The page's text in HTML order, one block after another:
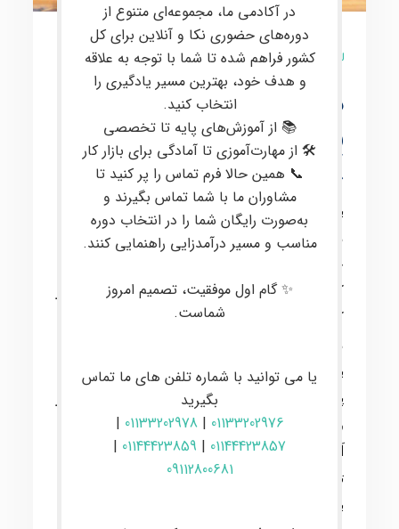
دوره ی مجازی رباتیک (
ویژه گروه سنی 7 تا 11 سال
)
با پیشرفت تکنولوژی و مکانیزه شدن بسیاری از
مشاغل، صنعت رباتیک به صورت روزافزونی در
جهان رشد کرده است. کارخانه‌ها برای بهبود
کیفیت و سرعت تولید محصولات، کاهش هزینه‌ها و
کاهش خطای انسانی از دستگاه‌های به‌روز استفاده
می‌کنند. نیاز به متخصصین رباتیک در این حوزه روز
به روز بیشتر می‌شود.یادگیری رباتیک در سنین
پایین به عنوان یک تمرین خوب برای بروز خلاقیت و
رشد مغزی کودکان محسوب می‌شود. اساتید
آکادمی ایران باینری سعی دارند با استفاده از
تجربیات چندین ساله‌شان، مفاهیم الکترونیکی را
به کودکان به ساده‌ترین شکل منتقل کنند تا بتوانند
در آکادمی ما، مجموعه‌ای متنوع از
دوره‌های حضوری نکا و آنلاین برای کل
کشور فراهم شده تا شما با توجه به علاقه
و هدف خود، بهترین مسیر یادگیری را
انتخاب کنید.
📚 از آموزش‌های پایه تا تخصصی
🛠 از مهارت‌آموزی تا آمادگی برای بازار کار
📞 همین حالا فرم تماس را پر کنید تا
مشاوران ما با شما تماس بگیرند و
به‌صورت رایگان شما را در انتخاب دوره
مناسب و مسیر درآمدزایی راهنمایی کنند.
✨ گام اول موفقیت، تصمیم امروز
شماست.
یا می توانید با شماره تلفن های ما تماس
بگیرید
01133202976
|
01133202978
|
01144423857
|
01144423859
|
09112800681